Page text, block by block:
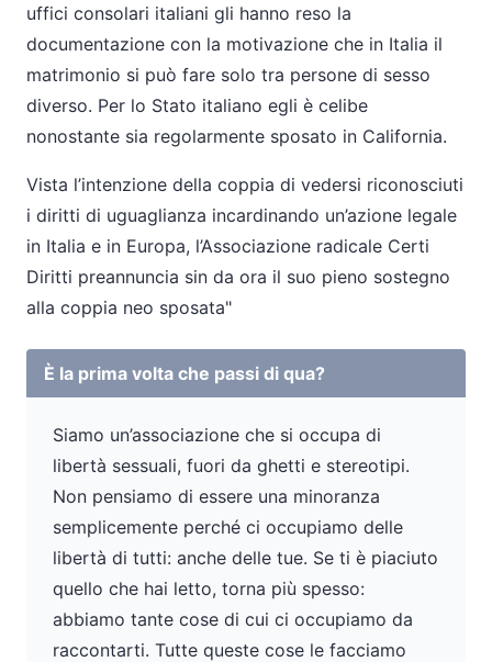
uffici consolari italiani gli hanno reso la
documentazione con la motivazione che in Italia il
matrimonio si può fare solo tra persone di sesso
diverso. Per lo Stato italiano egli è celibe
nonostante sia regolarmente sposato in California.
Vista l’intenzione della coppia di vedersi riconosciuti
i diritti di uguaglianza incardinando un’azione legale
in Italia e in Europa, l’Associazione radicale Certi
Diritti preannuncia sin da ora il suo pieno sostegno
alla coppia neo sposata"
È la prima volta che passi di qua?
Siamo un’associazione che si occupa di
libertà sessuali, fuori da ghetti e stereotipi.
Non pensiamo di essere una minoranza
semplicemente perché ci occupiamo delle
libertà di tutti: anche delle tue. Se ti è piaciuto
quello che hai letto, torna più spesso:
abbiamo tante cose di cui ci occupiamo da
raccontarti. Tutte queste cose le facciamo